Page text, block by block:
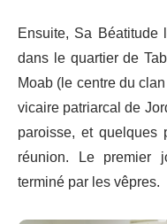
Ensuite, Sa
dans le quartier de
Moab (le centre du
vicaire patriarcal de
paroisse, et
réunion. Le premier
terminé par les vêpres.